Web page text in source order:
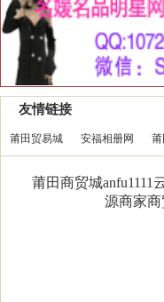
友情链接
莆田贸易城 安福相册网
莆田商贸城
源商家